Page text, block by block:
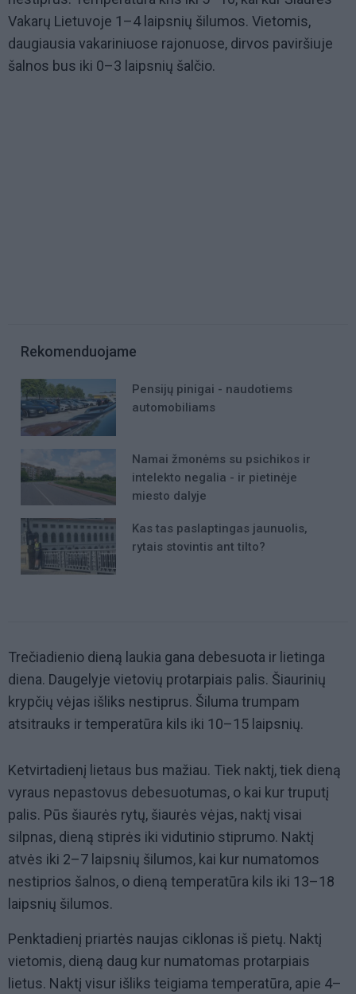
Vakarų Lietuvoje 1–4 laipsnių šilumos. Vietomis,
daugiausia vakariniuose rajonuose, dirvos paviršiuje
šalnos bus iki 0–3 laipsnių šalčio.
Rekomenduojame
Pensijų pinigai - naudotiems
automobiliams
Namai žmonėms su psichikos ir
intelekto negalia - ir pietinėje
miesto dalyje
Kas tas paslaptingas jaunuolis,
rytais stovintis ant tilto?
Trečiadienio dieną laukia gana debesuota ir lietinga
diena. Daugelyje vietovių protarpiais palis. Šiaurinių
krypčių vėjas išliks nestiprus. Šiluma trumpam
atsitrauks ir temperatūra kils iki 10–15 laipsnių.
Ketvirtadienį lietaus bus mažiau. Tiek naktį, tiek dieną
vyraus nepastovus debesuotumas, o kai kur truputį
palis. Pūs šiaurės rytų, šiaurės vėjas, naktį visai
silpnas, dieną stiprės iki vidutinio stiprumo. Naktį
atvės iki 2–7 laipsnių šilumos, kai kur numatomos
nestiprios šalnos, o dieną temperatūra kils iki 13–18
laipsnių šilumos.
Penktadienį priartės naujas ciklonas iš pietų. Naktį
vietomis, dieną daug kur numatomas protarpiais
lietus. Naktį visur išliks teigiama temperatūra, apie 4–